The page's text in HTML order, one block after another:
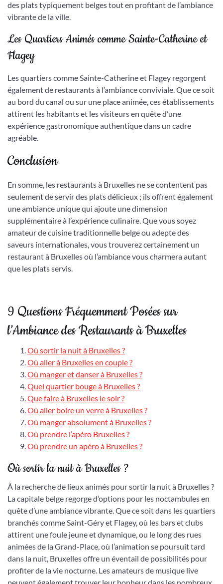
des plats typiquement belges tout en profitant de l’ambiance
vibrante de la ville.
Les Quartiers Animés comme Sainte-Catherine et
Flagey
Les quartiers comme Sainte-Catherine et Flagey regorgent
également de restaurants à l’ambiance conviviale. Que ce soit
au bord du canal ou sur une place animée, ces établissements
attirent les habitants et les visiteurs en quête d’une
expérience gastronomique authentique dans un cadre
agréable.
Conclusion
En somme, les restaurants à Bruxelles ne se contentent pas
seulement de servir des plats délicieux ; ils offrent également
une ambiance unique qui ajoute une dimension
supplémentaire à l’expérience culinaire. Que vous soyez
amateur de cuisine traditionnelle belge ou adepte des
saveurs internationales, vous trouverez certainement un
restaurant à Bruxelles où l’ambiance vous charmera autant
que les plats servis.
9 Questions Fréquemment Posées sur
l’Ambiance des Restaurants à Bruxelles
Où sortir la nuit à Bruxelles ?
Où aller à Bruxelles en couple ?
Où manger et danser à Bruxelles ?
Quel quartier bouge à Bruxelles ?
Que faire à Bruxelles le soir ?
Où aller boire un verre à Bruxelles ?
Où manger absolument à Bruxelles ?
Où prendre l’apéro Bruxelles ?
Où prendre un apéro à Bruxelles ?
Où sortir la nuit à Bruxelles ?
À la recherche de lieux animés pour sortir la nuit à Bruxelles ?
La capitale belge regorge d’options pour les noctambules en
quête d’une ambiance vibrante. Que ce soit dans les quartiers
branchés comme Saint-Géry et Flagey, où les bars et clubs
attirent une foule jeune et dynamique, ou le long des rues
animées de la Grand-Place, où l’animation se poursuit tard
dans la nuit, Bruxelles offre un éventail de possibilités pour
profiter de la vie nocturne. Les amateurs de musique live